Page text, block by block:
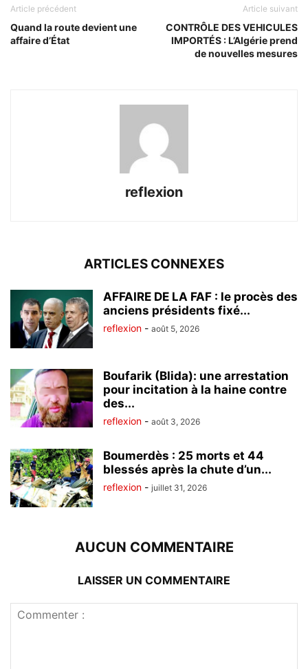
Article précédent
Quand la route devient une
affaire d’État
Article suivant
CONTRÔLE DES VEHICULES
IMPORTÉS : L’Algérie prend
de nouvelles mesures
reflexion
ARTICLES CONNEXES
AFFAIRE DE LA FAF : le procès des
anciens présidents fixé...
reflexion - août 5, 2026
Boufarik (Blida): une arrestation
pour incitation à la haine contre
des...
reflexion - août 3, 2026
Boumerdès : 25 morts et 44
blessés après la chute d’un...
reflexion - juillet 31, 2026
AUCUN COMMENTAIRE
LAISSER UN COMMENTAIRE